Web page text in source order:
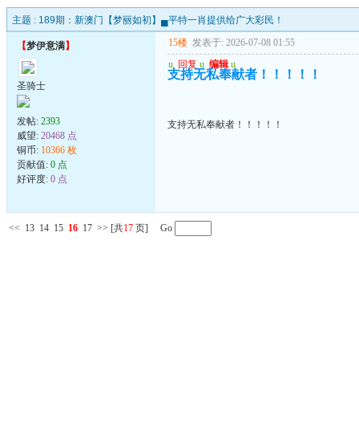
主题 : 189期：新澳门【梦丽如初】▄平特一肖提供给广大彩民！
【梦伊意满】
圣骑士
发帖: 2393
威望: 20468 点
铜币: 10366 枚
贡献值: 0 点
好评度: 0 点
15楼 发表于: 2026-07-08 01:55
u 回复 u 编辑 u
支持无私奉献者！！！！！
支持无私奉献者！！！！！
<< 13 14 15 16 17 >> [共17 页] Go